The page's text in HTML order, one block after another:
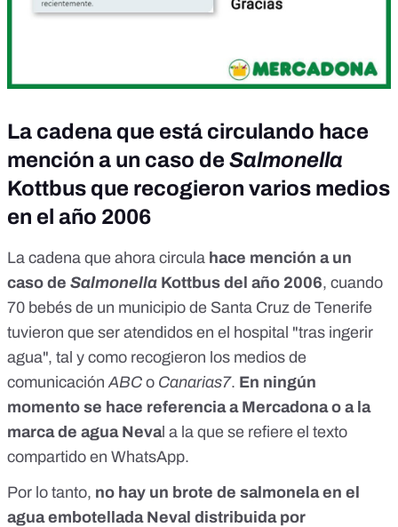
La cadena que está circulando hace
mención a un caso de Salmonella
Kottbus que recogieron varios medios
en el año 2006
La cadena que ahora circula hace mención a un
caso de Salmonella Kottbus del año 2006, cuando
70 bebés de un municipio de Santa Cruz de Tenerife
tuvieron que ser atendidos en el hospital "tras ingerir
agua", tal y como recogieron los medios de
comunicación ABC o Canarias7. En ningún
momento se hace referencia a Mercadona o a la
marca de agua Neval a la que se refiere el texto
compartido en WhatsApp.
Por lo tanto, no hay un brote de salmonela en el
agua embotellada Neval distribuida por